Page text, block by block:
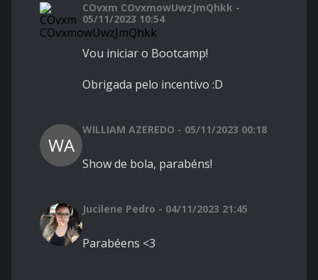
COvxm COvxmowUwzJmQhkk -
05/11/2023 10:54
Vou iniciar o Bootcamp!
Obrigada pelo incentivo :D
WA
WILLIAM AZEREDO - 05/11/2023 00:18
Show de bola, parabéns!
Jucilene Pedro - 04/11/2023 21:45
Parabéens <3